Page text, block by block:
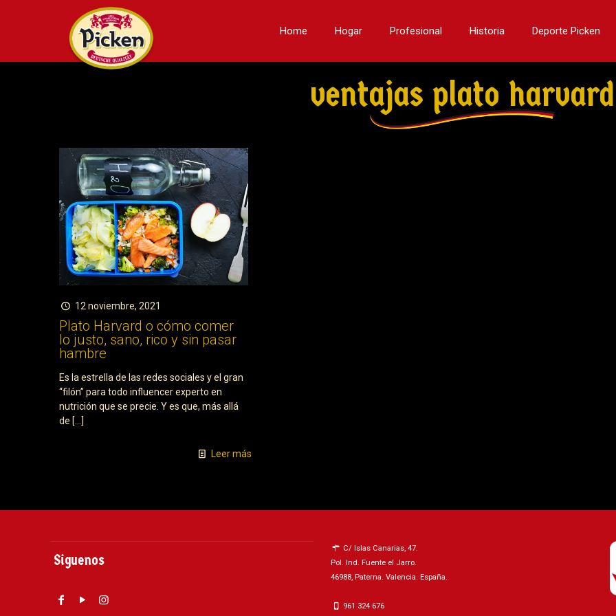
Home Hogar Profesional Historia Deporte Picken
ventajas plato harvard
12 noviembre, 2021
Plato Harvard o cómo comer
lo justo, sano, rico y sin pasar
hambre
Es la estrella de las redes sociales y el gran
“filón” para todo influencer experto en
nutrición que se precie. Y es que, más allá
de […]
Leer más
Siguenos
C/ Islas Canarias, 47.
Pol. Ind. Fuente el Jarro.
46988, Paterna. Valencia. España.
961 324 676